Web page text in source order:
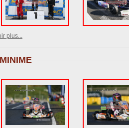
plus...
MINIME